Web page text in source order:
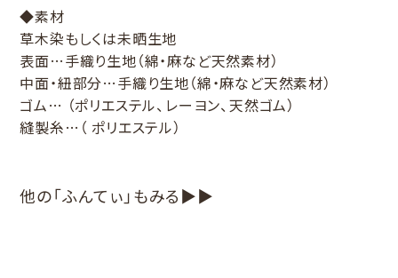
◆素材
草木染もしくは未晒生地
表面…手織り生地（綿・麻など天然素材）
中面・紐部分…手織り生地（綿・麻など天然素材）
ゴム… （ポリエステル、レーヨン、天然ゴム）
縫製糸…（ ポリエステル）
他の「ふんてぃ」もみる▶▶